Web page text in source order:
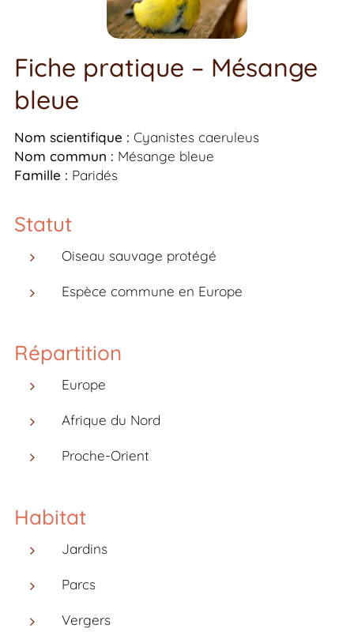
Fiche pratique – Mésange
bleue
Nom scientifique : Cyanistes caeruleus
Nom commun : Mésange bleue
Famille : Paridés
Statut
Oiseau sauvage protégé
Espèce commune en Europe
Répartition
Europe
Afrique du Nord
Proche-Orient
Habitat
Jardins
Parcs
Vergers